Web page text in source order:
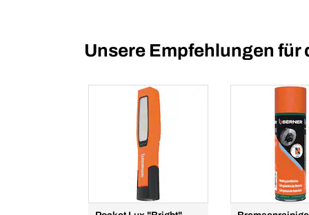
Unsere Empfehlungen für